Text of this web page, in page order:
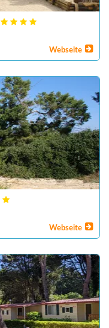
Webseite
Webseite